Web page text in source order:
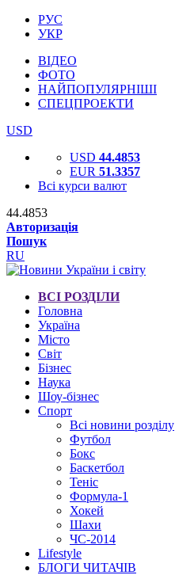
РУС
УКР
ВІДЕО
ФОТО
НАЙПОПУЛЯРНІШІ
СПЕЦПРОЕКТИ
USD
USD 44.4853
EUR 51.3357
Всі курси валют
44.4853
Авторизація
Пошук
RU
ВСІ РОЗДІЛИ
Головна
Україна
Місто
Світ
Бізнес
Наука
Шоу-бізнес
Спорт
Всі новини розділу
Футбол
Бокс
Баскетбол
Теніс
Формула-1
Хокей
Шахи
ЧС-2014
Lifestyle
БЛОГИ ЧИТАЧІВ